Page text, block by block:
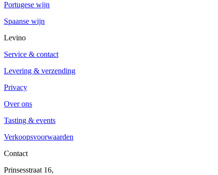
Portugese wijn
Spaanse wijn
Levino
Service & contact
Levering & verzending
Privacy
Over ons
Tasting & events
Verkoopsvoorwaarden
Contact
Prinsesstraat 16,